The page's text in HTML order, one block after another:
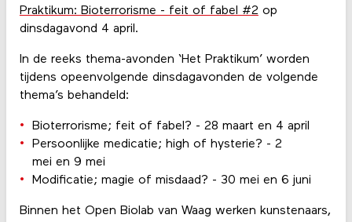
Praktikum: Bioterrorisme - feit of fabel #2 op
dinsdagavond 4 april.
In de reeks thema-avonden ‘Het Praktikum’ worden
tijdens opeenvolgende dinsdagavonden de volgende
thema’s behandeld:
Bioterrorisme; feit of fabel? - 28 maart en 4 april
Persoonlijke medicatie; high of hysterie? - 2
mei en 9 mei
Modificatie; magie of misdaad? - 30 mei en 6 juni
Binnen het Open Biolab van Waag werken kunstenaars,